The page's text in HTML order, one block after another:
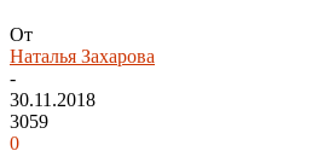
От
Наталья Захарова
-
30.11.2018
3059
0